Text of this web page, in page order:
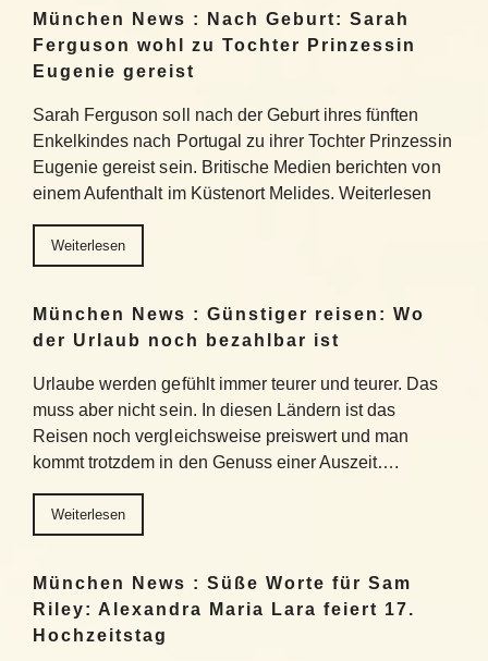
München News : Nach Geburt: Sarah
Ferguson wohl zu Tochter Prinzessin
Eugenie gereist
Sarah Ferguson soll nach der Geburt ihres fünften
Enkelkindes nach Portugal zu ihrer Tochter Prinzessin
Eugenie gereist sein. Britische Medien berichten von
einem Aufenthalt im Küstenort Melides. Weiterlesen
Weiterlesen
München News : Günstiger reisen: Wo
der Urlaub noch bezahlbar ist
Urlaube werden gefühlt immer teurer und teurer. Das
muss aber nicht sein. In diesen Ländern ist das
Reisen noch vergleichsweise preiswert und man
kommt trotzdem in den Genuss einer Auszeit….
Weiterlesen
München News : Süße Worte für Sam
Riley: Alexandra Maria Lara feiert 17.
Hochzeitstag